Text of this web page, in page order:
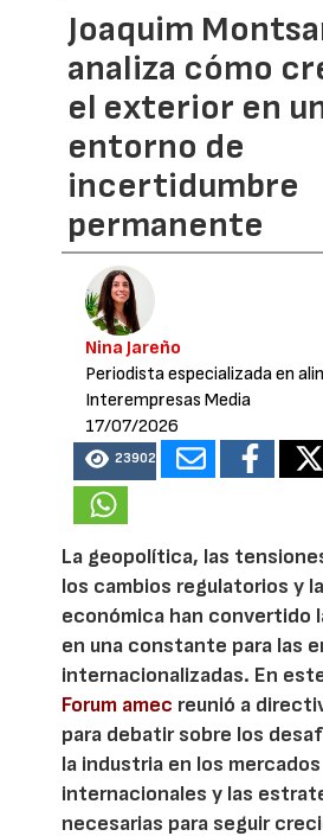
Joaquim
analiza cómo
el exterior en
entorno de
incertidumbre
permanente
Nina Jareño
Periodista especializada en
Interempresas Media
17/07/2026
23902
La geopolítica, las
los cambios regulatorios y
económica han convertido
en una constante para las
internacionalizadas. En
Forum amec reunió a
para debatir sobre los
la industria en los mercados
internacionales y las
necesarias para seguir